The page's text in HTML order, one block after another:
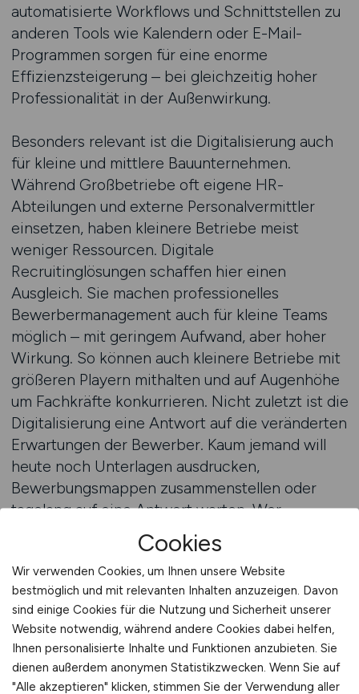
automatisierte Workflows und Schnittstellen zu
anderen Tools wie Kalendern oder E-Mail-
Programmen sorgen für eine enorme
Effizienzsteigerung – bei gleichzeitig hoher
Professionalität in der Außenwirkung.
Besonders relevant ist die Digitalisierung auch
für kleine und mittlere Bauunternehmen.
Während Großbetriebe oft eigene HR-
Abteilungen und externe Personalvermittler
einsetzen, haben kleinere Betriebe meist
weniger Ressourcen. Digitale
Recruitinglösungen schaffen hier einen
Ausgleich. Sie machen professionelles
Bewerbermanagement auch für kleine Teams
möglich – mit geringem Aufwand, aber hoher
Wirkung. So können auch kleinere Betriebe mit
größeren Playern mithalten und auf Augenhöhe
um Fachkräfte konkurrieren. Nicht zuletzt ist die
Digitalisierung eine Antwort auf die veränderten
Erwartungen der Bewerber. Kaum jemand will
heute noch Unterlagen ausdrucken,
Bewerbungsmappen zusammenstellen oder
tagelang auf eine Antwort warten. Wer
unkompliziert, mobil und schnell den Kontakt
herstellen kann, hat einen klaren Vorteil. Ein gut
gestaltetes Online-Bewerbungsformular oder
die Möglichkeit zur Kurzbewerbung per
Smartphone reichen oft aus, um deutlich mehr
qualifizierte Bewerbungen zu erhalten.
Während andere noch nach Ausreden suchen,
Cookies
Wir verwenden Cookies, um Ihnen unsere Website
bestmöglich und mit relevanten Inhalten anzuzeigen. Davon
sind einige Cookies für die Nutzung und Sicherheit unserer
Website notwendig, während andere Cookies dabei helfen,
Ihnen personalisierte Inhalte und Funktionen anzubieten. Sie
dienen außerdem anonymen Statistikzwecken. Wenn Sie auf
"Alle akzeptieren" klicken, stimmen Sie der Verwendung aller